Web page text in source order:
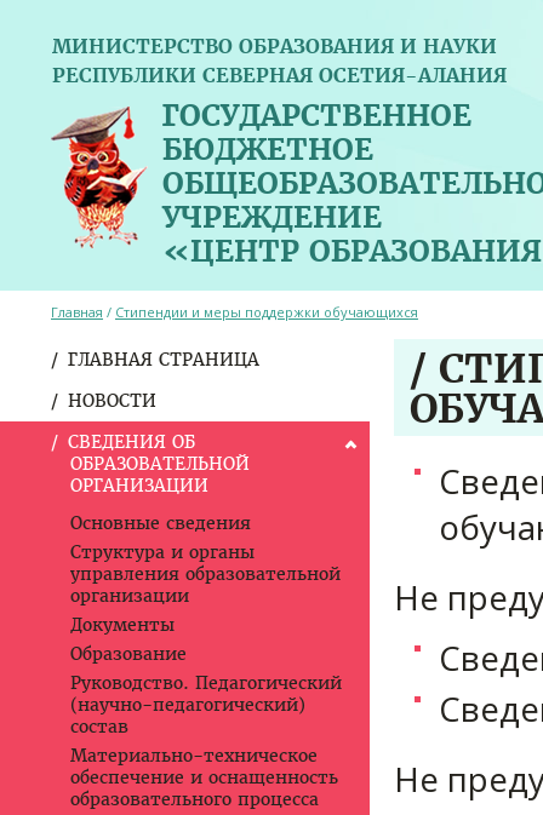
МИНИСТЕРСТВО ОБРАЗОВАНИЯ И НАУКИ
РЕСПУБЛИКИ СЕВЕРНАЯ ОСЕТИЯ-АЛАНИЯ
ГОСУДАРСТВЕННОЕ
БЮДЖЕТНОЕ
УЧРЕЖДЕНИЕ
«ЦЕНТР
ГЛАВНАЯ СТРАНИЦА
НОВОСТИ
СВЕДЕНИЯ ОБ
ОБРАЗОВАТЕЛЬНОЙ
ОРГАНИЗАЦИИ
Основные сведения
Структура и органы
управления образовательной
организации
Документы
Образование
Руководство. Педагогический
(научно-педагогический)
состав
Материально-техническое
обеспечение и оснащенность
образовательного процесса
Главная / Стипендии и меры поддержки обучающихся
/
Не
Не